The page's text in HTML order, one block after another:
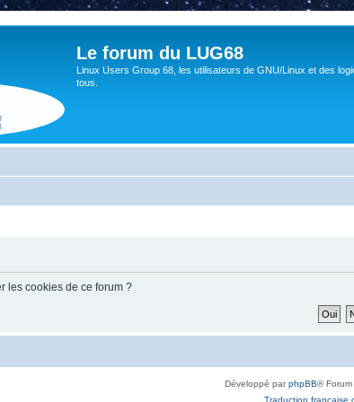
Le forum du LUG68
Linux Users Group 68, les utilisateurs de GNU/Linux et des
tous.
les cookies de ce forum ?
Développé parphpBB®
Traduction française